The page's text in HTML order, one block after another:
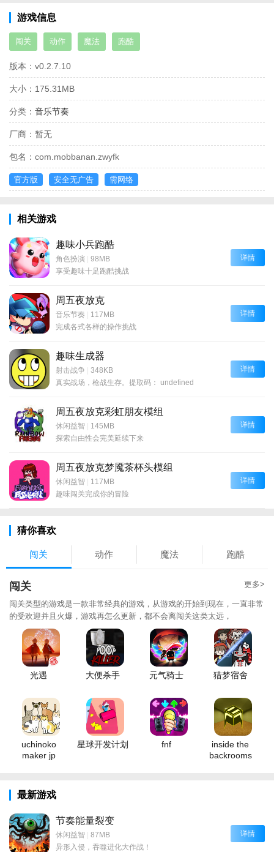
游戏信息
闯关 动作 魔法 跑酷
版本： v0.2.7.10
大小： 175.31MB
分类： 音乐节奏
厂商： 暂无
包名： com.mobbanan.zwyfk
官方版 安全无广告 需网络
相关游戏
趣味小兵跑酷
角色扮演 | 98MB
享受趣味十足跑酷挑战
详情
周五夜放克
音乐节奏 | 117MB
完成各式各样的操作挑战
详情
趣味生成器
射击战争 | 348KB
真实战场，枪战生存。提取码： undefined
详情
周五夜放克彩虹朋友模组
休闲益智 | 145MB
探索自由性会完美延续下来
详情
周五夜放克梦魇茶杯头模组
休闲益智 | 117MB
趣味闯关完成你的冒险
详情
猜你喜欢
闯关 动作 魔法 跑酷
闯关 更多>
闯关类型的游戏是一款非常经典的游戏，从游戏的开始到现在，一直非常
的受欢迎并且火爆，游戏再怎么更新，都不会离闯关这类太远，
光遇 大便杀手 元气骑士 猎梦宿舍
uchinoko
maker jp
星球开发计划 fnf
inside the
backrooms
最新游戏
节奏能量裂变
休闲益智 | 87MB
异形入侵，吞噬进化大作战！
详情